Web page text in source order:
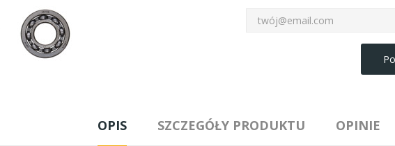
OPIS SZCZEGÓŁY PRODUKTU OPINIE